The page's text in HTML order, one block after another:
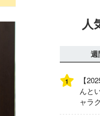
人
週
1
【
んと
ャラ